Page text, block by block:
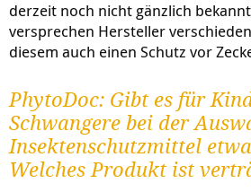
derzeit noch nicht gänzlich
versprechen Hersteller
diesem auch einen Schutz vor
PhytoDoc: Gibt es für
Schwangere bei der
Insektenschutzmittel
Welches Produkt ist